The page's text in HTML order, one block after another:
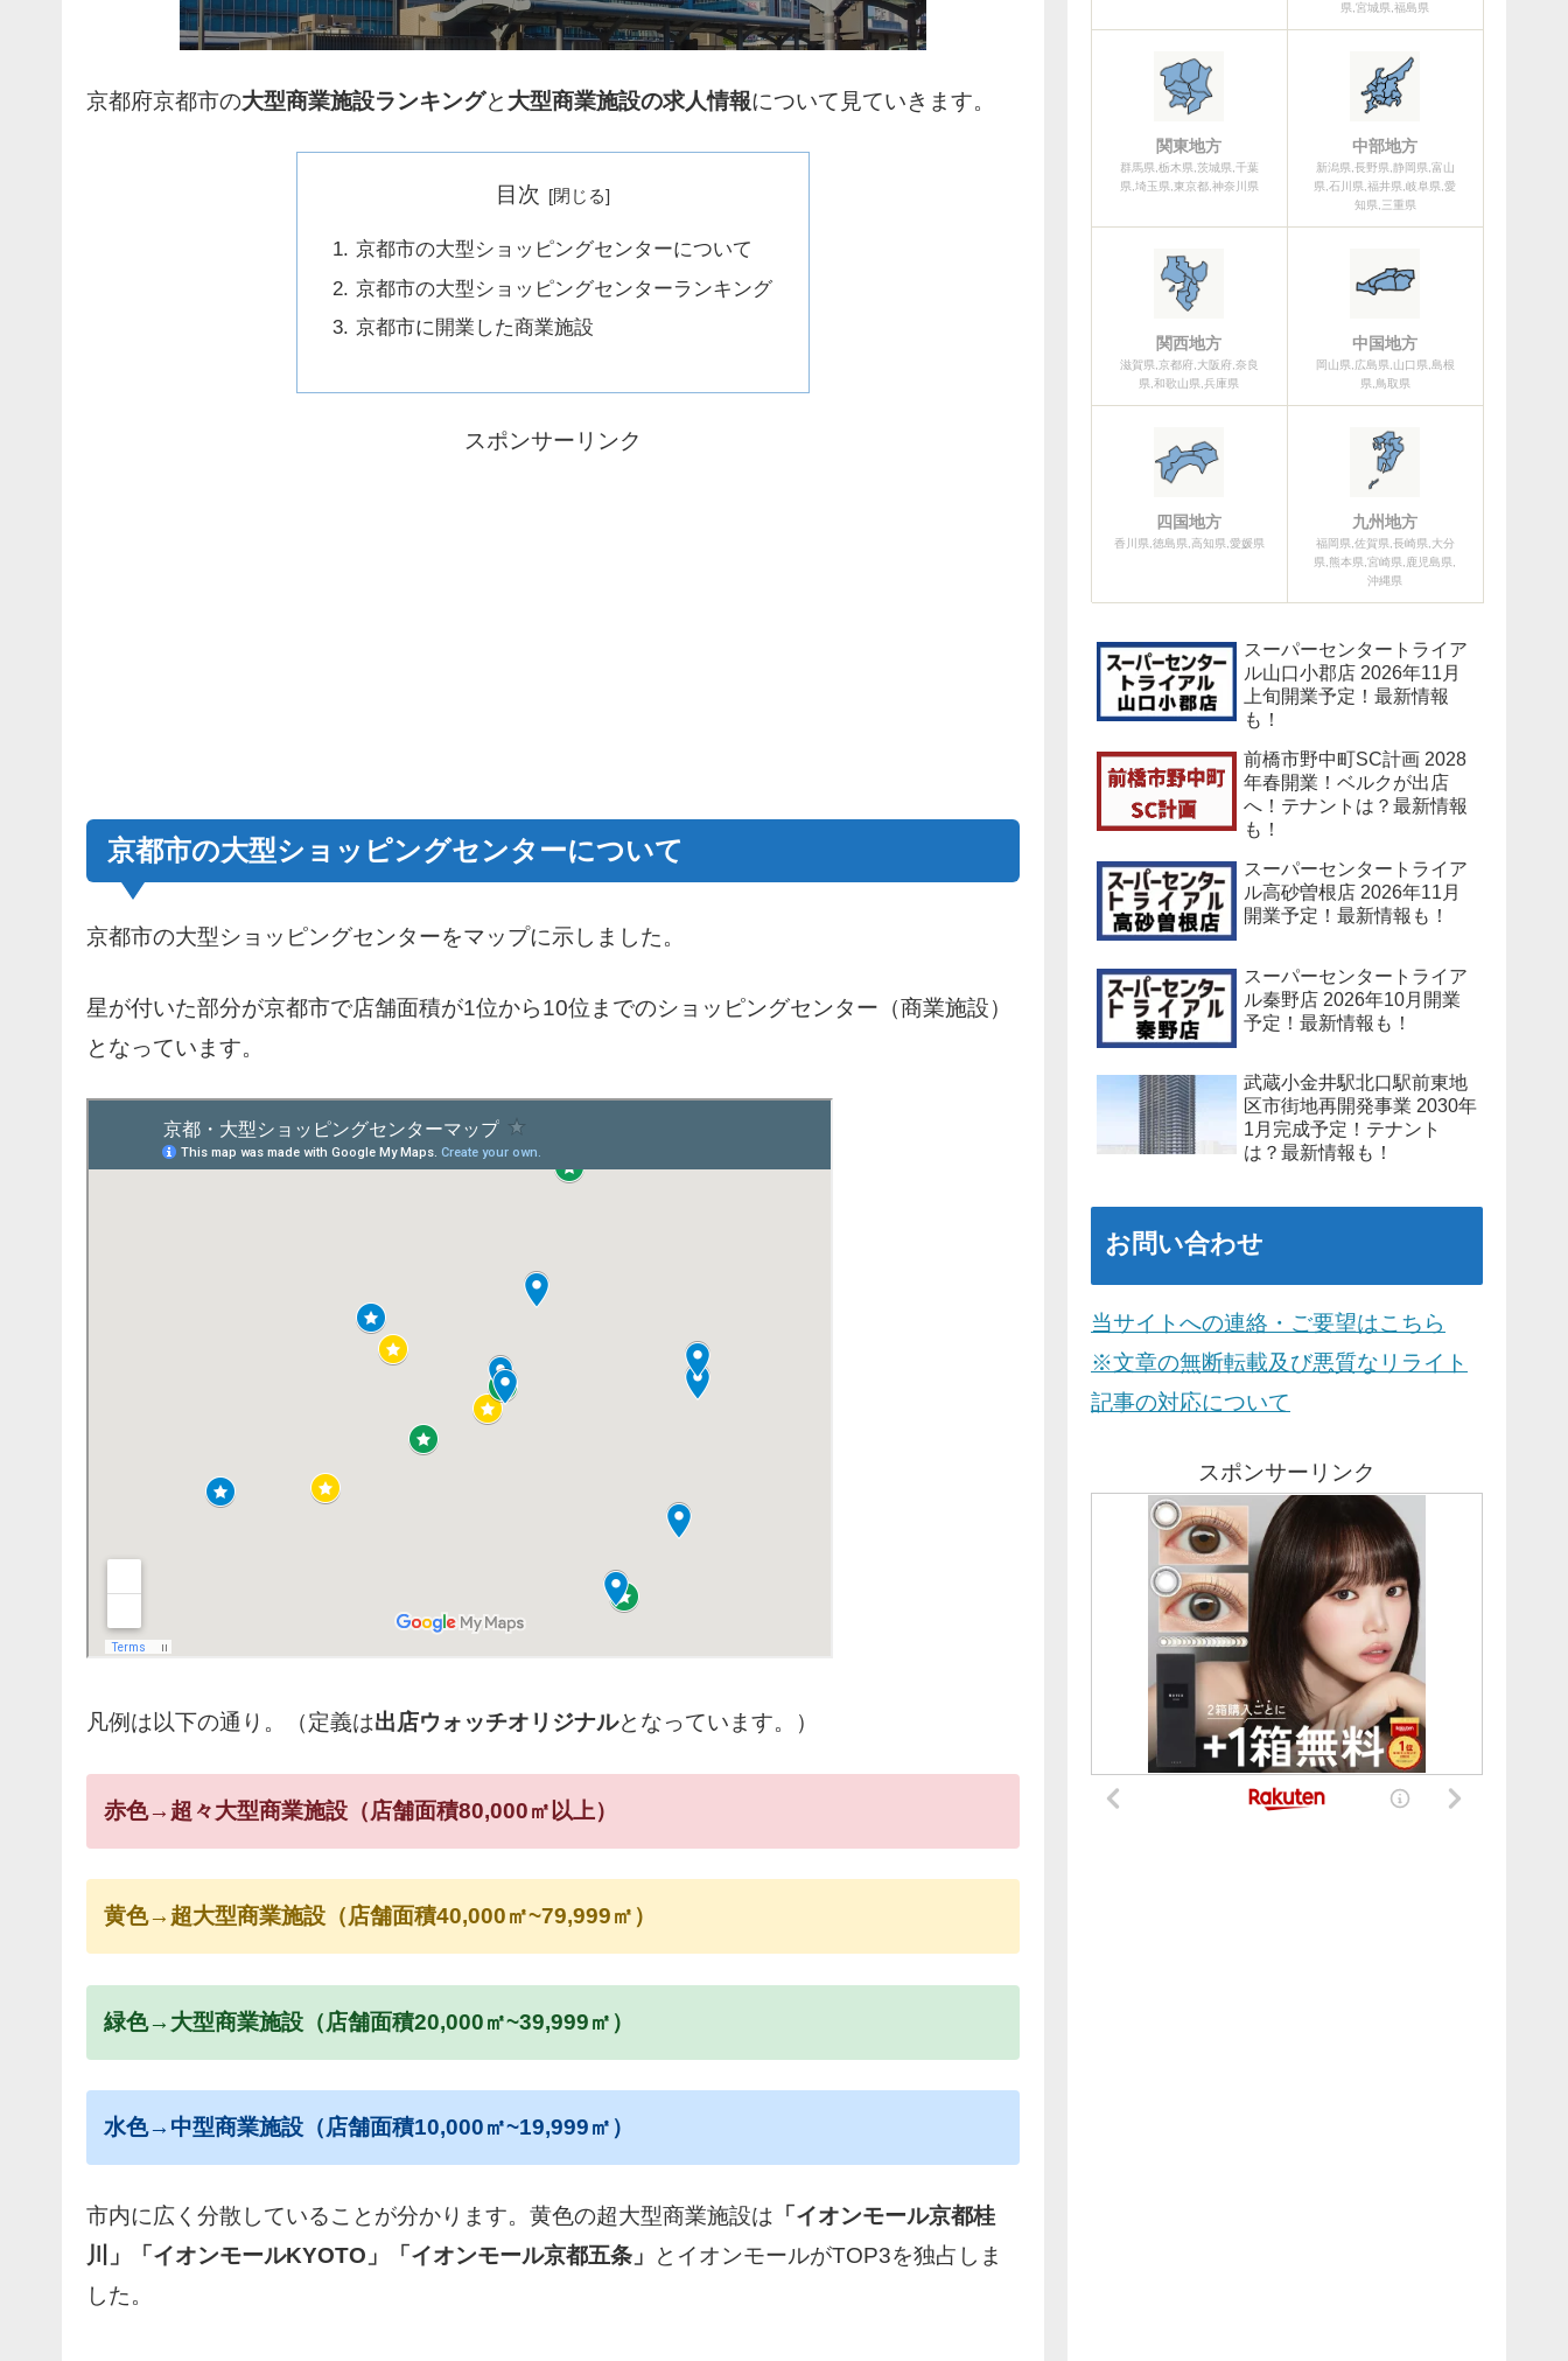
京都府京都市の大型商業施設ランキングと 大型商業施設の求人情報について見ていきます。
目次
京都市の大型ショッピングセンターについて
京都市の大型ショッピングセンターランキング
京都市に開業した商業施設
スポンサーリンク
京都市の大型ショッピングセンターについて
京都市の大型ショッピングセンターをマップに示しました。
星が付いた部分が京都市で店舗面積が1位から10位までのショッピングセンター（商業施設）
となっています。
凡例は以下の通り。（定義は出店ウォッチオリジナルとなっています。）
赤色→超々大型商業施設（店舗面積80,000㎡以上）
黄色→超大型商業施設（店舗面積40,000㎡~79,999㎡）
緑色→大型商業施設（店舗面積20,000㎡~39,999㎡）
水色→中型商業施設（店舗面積10,000㎡~19,999㎡）
市内に広く分散していることが分かります。黄色の超大型商業施設は 「イオンモール京都桂
川」「イオンモールKYOTO」「イオンモール京都五条」
とイオンモールがTOP3を独占しま
した。
県,宮城県,福島県
関東地方
群馬県,栃木県,茨城県,千葉
県,埼玉県,東京都,神奈川県
中部地方
新潟県,長野県,静岡県,富山
県,石川県,福井県,岐阜県,愛
知県,三重県
関西地方
滋賀県,京都府,大阪府,奈良
県,和歌山県,兵庫県
中国地方
岡山県,広島県,山口県,島根
県,鳥取県
四国地方
香川県,徳島県,高知県,愛媛県
九州地方
福岡県,佐賀県,長崎県,大分
県,熊本県,宮崎県,鹿児島県,
沖縄県
スーパーセンタートライア
ル山口小郡店 2026年11月
上旬開業予定！最新情報
も！
前橋市野中町SC計画 2028
年春開業！ベルクが出店
へ！テナントは？最新情報
も！
スーパーセンタートライア
ル高砂曽根店 2026年11月
開業予定！最新情報も！
スーパーセンタートライア
ル秦野店 2026年10月開業
予定！最新情報も！
武蔵小金井駅北口駅前東地
区市街地再開発事業 2030年
1月完成予定！テナント
は？最新情報も！
お問い合わせ
当サイトへの連絡・ご要望はこちら
※文章の無断転載及び悪質なリライト
記事の対応について
スポンサーリンク